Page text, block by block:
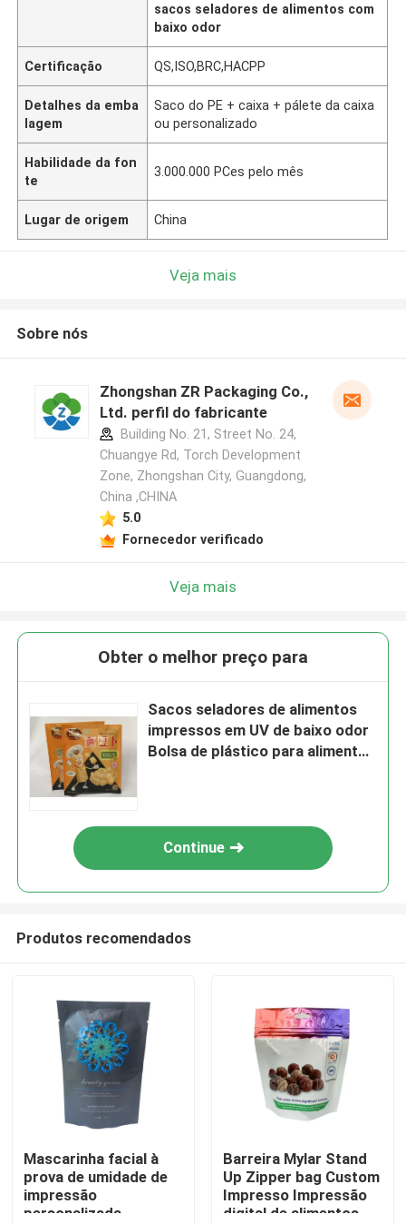
Casa
Produtos
sacos seladores de alimentos com
baixo odor
Certificação QS,ISO,BRC,HACPP
Detalhes da emba
lagem
Saco do PE + caixa + pálete da caixa
ou personalizado
Habilidade da fon
te
3.000.000 PCes pelo mês
Lugar de origem China
Veja mais
Sobre nós
Zhongshan ZR Packaging Co.,
Ltd. perfil do fabricante
Building No. 21, Street No. 24,
Chuangye Rd, Torch Development
Zone, Zhongshan City, Guangdong,
China ,CHINA
5.0
Fornecedor verificado
Veja mais
Obter o melhor preço para
Sacos seladores de alimentos
impressos em UV de baixo odor
Bolsa de plástico para alimentos
Continue
Produtos recomendados
Mascarinha facial à
prova de umidade de
impressão
personalizada
Barreira Mylar Stand
Up Zipper bag Custom
Impresso Impressão
digital de alimentos